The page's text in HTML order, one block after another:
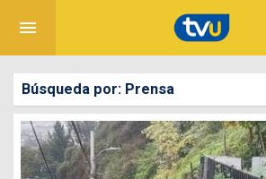
menu
Búsqueda por: Prensa